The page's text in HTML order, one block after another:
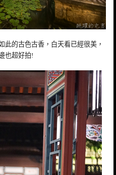
此的古色古香，白天看已經很美，
也超好拍!